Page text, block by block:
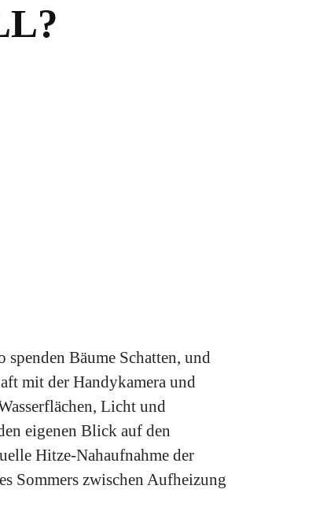
Bäume Schatten, und
mit der Handykamera und
Licht und
eigenen Blick auf den
Hitze-Nahaufnahme der
Sommers zwischen Aufheizung